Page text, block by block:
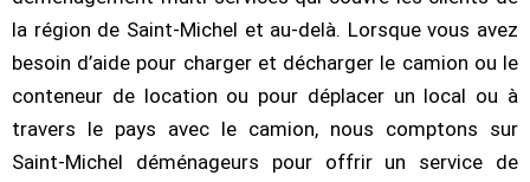
la région de Saint-Michel et au-delà. Lorsque vous avez
besoin d’aide pour charger et décharger le camion ou le
conteneur de location ou pour déplacer un local ou à
travers le pays avec le camion, nous comptons sur
Saint-Michel déménageurs pour offrir un service de